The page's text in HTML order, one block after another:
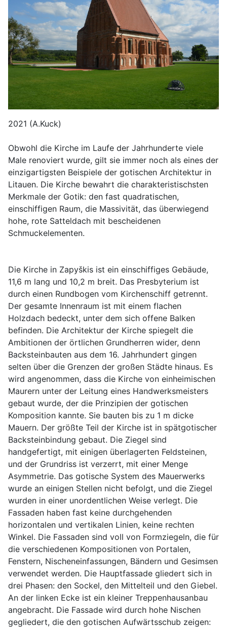
2021 (A.Kuck)
Obwohl die Kirche im Laufe der Jahrhunderte viele
Male renoviert wurde, gilt sie immer noch als eines der
einzigartigsten Beispiele der gotischen Architektur in
Litauen. Die Kirche bewahrt die charakteristischsten
Merkmale der Gotik: den fast quadratischen,
einschiffigen Raum, die Massivität, das überwiegend
hohe, rote Satteldach mit bescheidenen
Schmuckelementen.
Die Kirche in Zapyškis ist ein einschiffiges Gebäude,
11,6 m lang und 10,2 m breit. Das Presbyterium ist
durch einen Rundbogen vom Kirchenschiff getrennt.
Der gesamte Innenraum ist mit einem flachen
Holzdach bedeckt, unter dem sich offene Balken
befinden. Die Architektur der Kirche spiegelt die
Ambitionen der örtlichen Grundherren wider, denn
Backsteinbauten aus dem 16. Jahrhundert gingen
selten über die Grenzen der großen Städte hinaus. Es
wird angenommen, dass die Kirche von einheimischen
Maurern unter der Leitung eines Handwerksmeisters
gebaut wurde, der die Prinzipien der gotischen
Komposition kannte. Sie bauten bis zu 1 m dicke
Mauern. Der größte Teil der Kirche ist in spätgotischer
Backsteinbindung gebaut. Die Ziegel sind
handgefertigt, mit einigen überlagerten Feldsteinen,
und der Grundriss ist verzerrt, mit einer Menge
Asymmetrie. Das gotische System des Mauerwerks
wurde an einigen Stellen nicht befolgt, und die Ziegel
wurden in einer unordentlichen Weise verlegt. Die
Fassaden haben fast keine durchgehenden
horizontalen und vertikalen Linien, keine rechten
Winkel. Die Fassaden sind voll von Formziegeln, die für
die verschiedenen Kompositionen von Portalen,
Fenstern, Nischeneinfassungen, Bändern und Gesimsen
verwendet werden. Die Hauptfassade gliedert sich in
drei Phasen: den Sockel, den Mittelteil und den Giebel.
An der linken Ecke ist ein kleiner Treppenhausanbau
angebracht. Die Fassade wird durch hohe Nischen
gegliedert, die den gotischen Aufwärtsschub zeigen: